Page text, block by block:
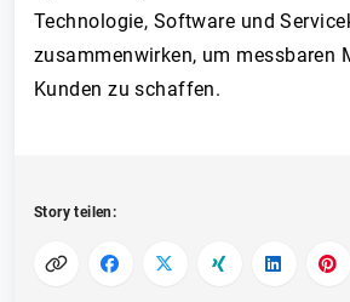
Technologie, Software und
zusammenwirken, um messbaren
Kunden zu schaffen.
Story teilen: